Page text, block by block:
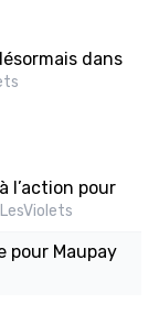
dans
l’action pour
pour Maupay